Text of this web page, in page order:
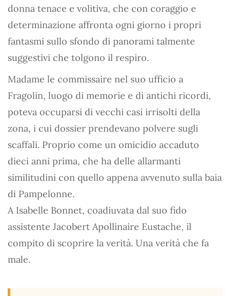
donna tenace e volitiva, che con coraggio e
determinazione affronta ogni giorno i propri
fantasmi sullo sfondo di panorami talmente
suggestivi che tolgono il respiro.
Madame le commissaire nel suo ufficio a
Fragolin, luogo di memorie e di antichi ricordi,
poteva occuparsi di vecchi casi irrisolti della
zona, i cui dossier prendevano polvere sugli
scaffali. Proprio come un omicidio accaduto
dieci anni prima, che ha delle allarmanti
similitudini con quello appena avvenuto sulla baia
di Pampelonne.
A Isabelle Bonnet, coadiuvata dal suo fido
assistente Jacobert Apollinaire Eustache, il
compito di scoprire la verità. Una verità che fa
male.